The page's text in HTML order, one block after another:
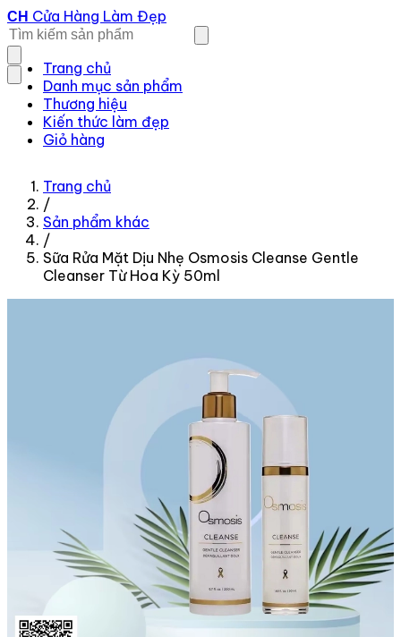
CH Cửa Hàng Làm Đẹp
Trang chủ
Danh mục sản phẩm
Thương hiệu
Kiến thức làm đẹp
Giỏ hàng
Trang chủ
/
Sản phẩm khác
/
Sữa Rửa Mặt Dịu Nhẹ Osmosis Cleanse Gentle
Cleanser Từ Hoa Kỳ 50ml